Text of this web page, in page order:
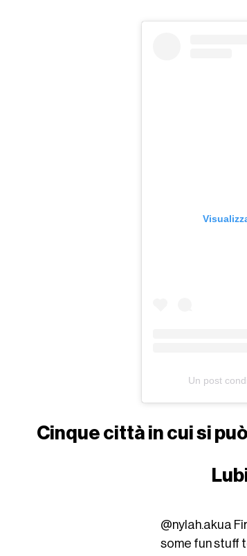
Un post
Cinque città in cui si
@nylah.akua
some fun stuff